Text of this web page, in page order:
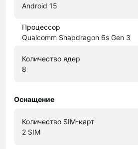
Android 15
Процессор
Qualcomm Snapdragon 6s Gen 3
Количество ядер
8
Оснащение
Количество SIM-карт
2 SIM